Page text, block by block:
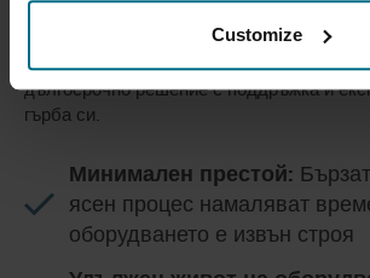
Customize
Сервизното обслужване не е просто
гаранция за сигурност и
просто инвестирате в продукт – вие
дългосрочно решение с поддръжка и
гърба си.
Минимален престой:
ясен процес намаляват
оборудването е извън строя